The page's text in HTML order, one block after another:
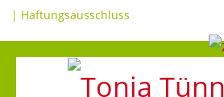
| Haftungsausschluss